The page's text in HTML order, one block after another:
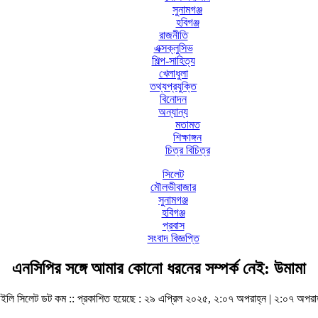
সুনামগঞ্জ
হবিগঞ্জ
রাজনীতি
এক্সক্লুসিভ
শিল্প-সাহিত্য
খেলাধুলা
তথ্যপ্রযুক্তি
বিনোদন
অন্যান্য
মতামত
শিক্ষাঙ্গন
চিত্র বিচিত্র
সিলেট
মৌলভীবাজার
সুনামগঞ্জ
হবিগঞ্জ
প্রবাস
সংবাদ বিজ্ঞপ্তি
এনসিপির সঙ্গে আমার কোনো ধরনের সম্পর্ক নেই: উমামা
সিলেট ডট কম ::প্রকাশিত হয়েছে : ২৯ এপ্রিল ২০২৫, ২:০৭ অপরাহ্ন | ২:০৭